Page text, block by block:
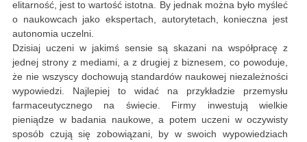
elitarność, jest to wartość istotna. By jednak można było myśleć
o naukowcach jako ekspertach, autorytetach, konieczna jest
autonomia uczelni.
Dzisiaj uczeni w jakimś sensie są skazani na współpracę z
jednej strony z mediami, a z drugiej z biznesem, co powoduje,
że nie wszyscy dochowują standardów naukowej niezależności
wypowiedzi. Najlepiej to widać na przykładzie przemysłu
farmaceutycznego na świecie. Firmy inwestują wielkie
pieniądze w badania naukowe, a potem uczeni w oczywisty
sposób czują się zobowiązani, by w swoich wypowiedziach